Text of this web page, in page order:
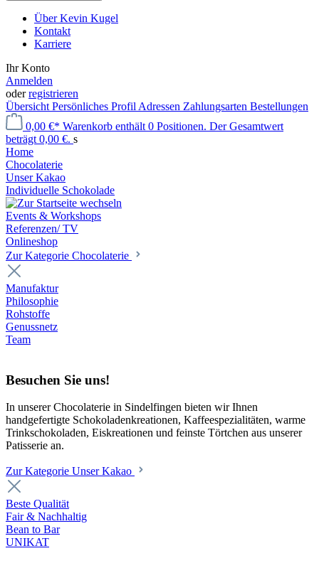
Über Kevin Kugel
Kontakt
Karriere
Ihr Konto
Anmelden
oderregistrieren
Übersicht Persönliches Profil Adressen Zahlungsarten Bestellungen
0,00 €* Warenkorb enthält 0 Positionen. Der Gesamtwert
beträgt 0,00 €. s
Home
Chocolaterie
Unser Kakao
Individuelle Schokolade
Events & Workshops
Referenzen/ TV
Onlineshop
Zur Kategorie Chocolaterie
Manufaktur
Philosophie
Rohstoffe
Genussnetz
Team
Besuchen Sie uns!
In unserer Chocolaterie in Sindelfingen bieten wir Ihnen
handgefertigte Schokoladenkreationen, Kaffeespezialitäten, warme
Trinkschokoladen, Eiskreationen und feinste Törtchen aus unserer
Patisserie an.
Zur Kategorie Unser Kakao
Beste Qualität
Fair & Nachhaltig
Bean to Bar
UNIKAT